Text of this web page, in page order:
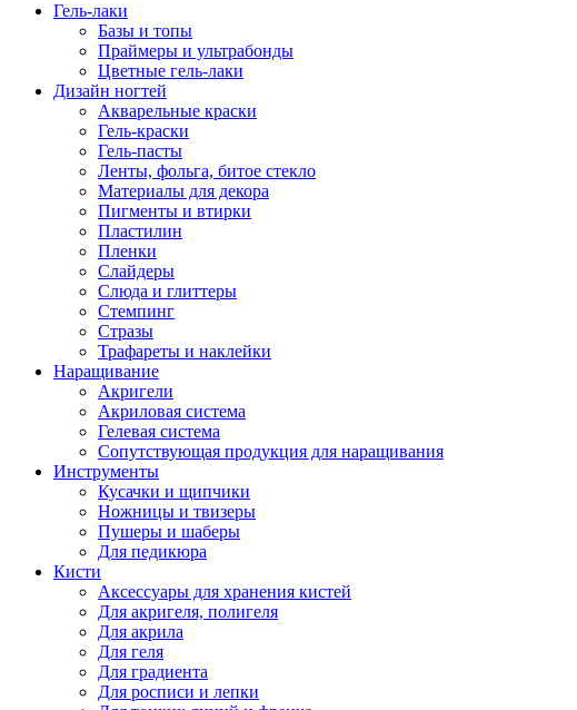
Гель-лаки
Базы и топы
Праймеры и ультрабонды
Цветные гель-лаки
Дизайн ногтей
Акварельные краски
Гель-краски
Гель-пасты
Ленты, фольга, битое стекло
Материалы для декора
Пигменты и втирки
Пластилин
Пленки
Слайдеры
Слюда и глиттеры
Стемпинг
Стразы
Трафареты и наклейки
Наращивание
Акригели
Акриловая система
Гелевая система
Сопутствующая продукция для наращивания
Инструменты
Кусачки и щипчики
Ножницы и твизеры
Пушеры и шаберы
Для педикюра
Кисти
Аксессуары для хранения кистей
Для акригеля, полигеля
Для акрила
Для геля
Для градиента
Для росписи и лепки